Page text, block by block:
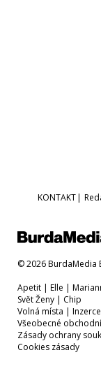
KONTAKT|
© 2026 BurdaMedia
Apetit | Elle |
Svět Ženy | Chip
Volná místa | Inzerce
Všeobecné
Zásady ochrany
Cookies zásady